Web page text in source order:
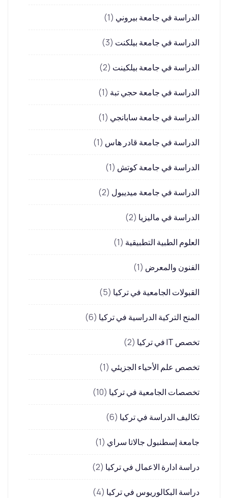
الدراسة في جامعة بيروني (1)
الدراسة في جامعة بيلكنت (3)
الدراسة في جامعة بيلكينت (2)
الدراسة في جامعة حجي تبة (1)
الدراسة في جامعة سابانجي (1)
الدراسة في جامعة قادر هاس (1)
الدراسة في جامعة كوتش (1)
الدراسة في جامعة ميديبول (2)
الدراسة في ماليزيا (2)
العلوم الطبية التطبيقية (1)
الفنون والمعرض (1)
القبولات الجامعية في تركيا (5)
المنح التركية الدراسية في تركيا (6)
تخصص IT في تركيا (2)
تخصص علم الأحياء الجزيئي (1)
تخصصات الجامعية في تركيا (10)
تكاليف الدراسة في تركيا (6)
جامعة إسطنبول جالاتا سراي (1)
دراسة ادارة الاعمال في تركيا (2)
دراسة البكالوريوس في تركيا (4)